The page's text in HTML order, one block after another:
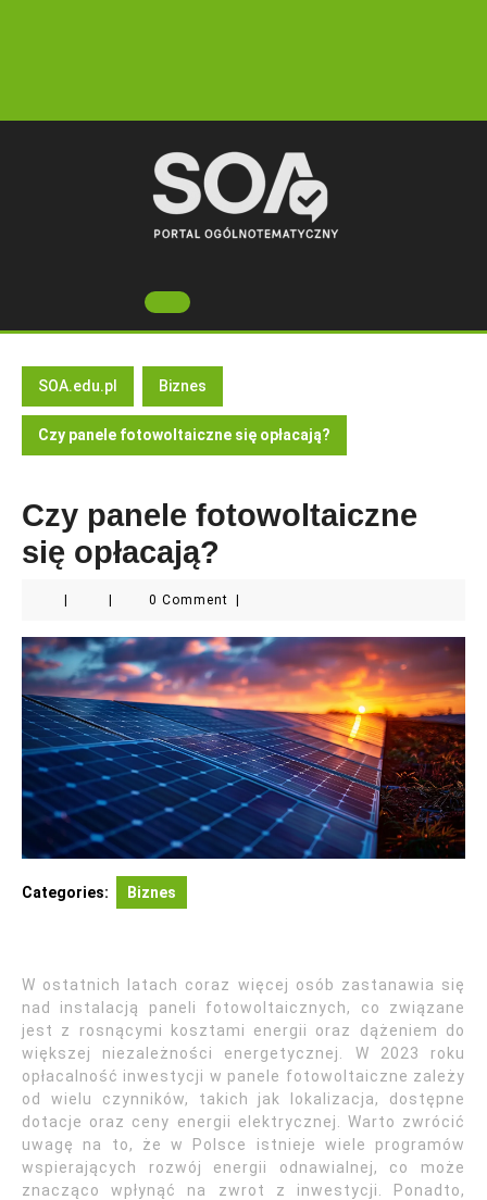
Open
Button
SOA.edu.pl Biznes
Czy panele fotowoltaiczne się opłacają?
Czy panele fotowoltaiczne
się opłacają?
0 Comment
Categories: Biznes
W ostatnich latach coraz więcej osób zastanawia się
nad instalacją paneli fotowoltaicznych, co związane
jest z rosnącymi kosztami energii oraz dążeniem do
większej niezależności energetycznej. W 2023 roku
opłacalność inwestycji w panele fotowoltaiczne zależy
od wielu czynników, takich jak lokalizacja, dostępne
dotacje oraz ceny energii elektrycznej. Warto zwrócić
uwagę na to, że w Polsce istnieje wiele programów
wspierających rozwój energii odnawialnej, co może
znacząco wpłynąć na zwrot z inwestycji. Ponadto,